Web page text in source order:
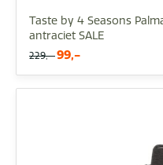
Taste by 4 Seasons
antraciet SALE
229,- 99,-